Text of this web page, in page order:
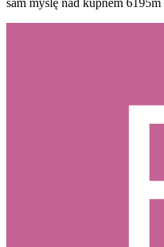
sam myślę nad kupnem